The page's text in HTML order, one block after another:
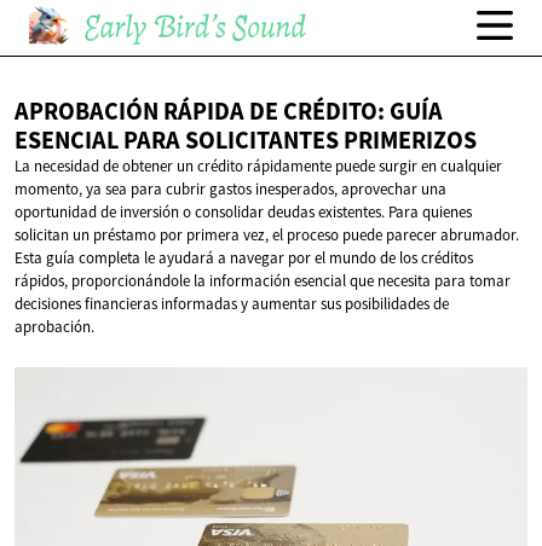
APROBACIÓN RÁPIDA DE CRÉDITO: GUÍA
ESENCIAL PARASOLICITANTES PRIMERIZOS
La necesidad de obtener un crédito rápidamente puede surgir en cualquier
momento, ya sea para cubrir gastos inesperados, aprovechar una
oportunidad de inversión o consolidar deudas existentes. Para quienes
solicitan un préstamo por primera vez, el proceso puede parecer abrumador.
Esta guía completa le ayudará a navegar por el mundo de los créditos
rápidos, proporcionándole la información esencial que necesita para tomar
decisiones financieras informadas y aumentar sus posibilidades de
aprobación.